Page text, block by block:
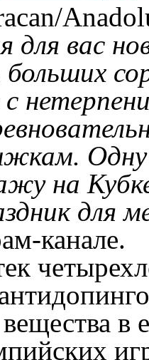
для вас
с
Одну
на
для
канале.
в